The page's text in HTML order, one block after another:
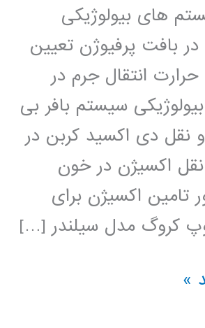
های بیولوژیکی
در بافت پرفیوژن تعیین
انتقال جرم در
سیستم بافر بی
نقل دی اکسید کربن در
اکسیژن در خون
تامین اکسیژن برای
کروگ مدل سیلندر […]
»